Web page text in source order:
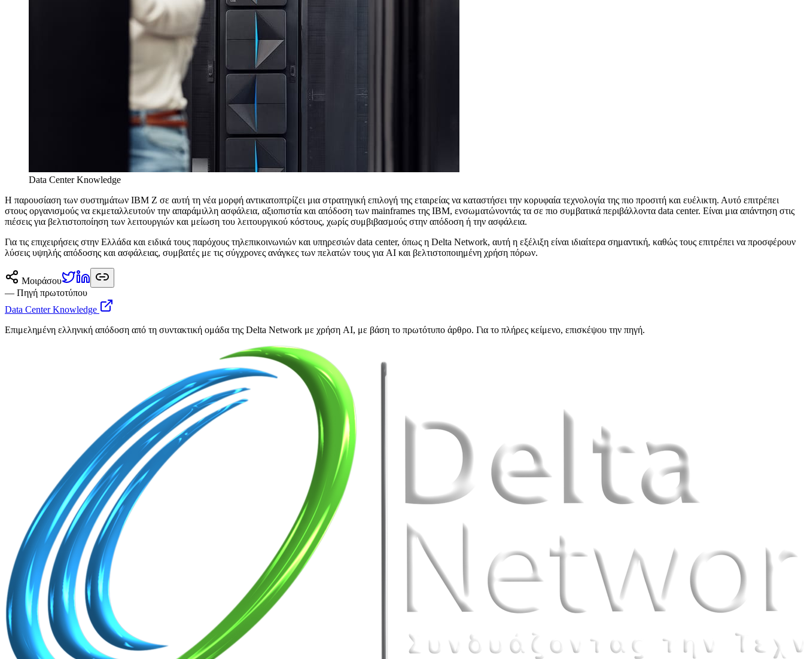
Data Center Knowledge
Η παρουσίαση των συστημάτων IBM Z σε αυτή τη νέα μορφή αντικατοπτρίζει μια στρατηγική επιλογή της εταιρείας να καταστήσει την κορυφαία τεχνολογία της πιο προσιτή και ευέλικτη. Αυτό επιτρέπει
στους οργανισμούς να εκμεταλλευτούν την απαράμιλλη ασφάλεια, αξιοπιστία και απόδοση των mainframes της IBM, ενσωματώνοντάς τα σε πιο συμβατικά περιβάλλοντα data center. Είναι μια απάντηση στις
πιέσεις για βελτιστοποίηση των λειτουργιών και μείωση του λειτουργικού κόστους, χωρίς συμβιβασμούς στην απόδοση ή την ασφάλεια.
Για τις επιχειρήσεις στην Ελλάδα και ειδικά τους παρόχους τηλεπικοινωνιών και υπηρεσιών data center, όπως η Delta Network, αυτή η εξέλιξη είναι ιδιαίτερα σημαντική, καθώς τους επιτρέπει να προσφέρουν
λύσεις υψηλής απόδοσης και ασφάλειας, συμβατές με τις σύγχρονες ανάγκες των πελατών τους για AI και βελτιστοποιημένη χρήση πόρων.
Μοιράσου
— Πηγή πρωτοτύπου
Data Center Knowledge
Επιμελημένη ελληνική απόδοση από τη συντακτική ομάδα της Delta Network με χρήση AI, με βάση το πρωτότυπο άρθρο. Για το πλήρες κείμενο, επισκέψου την πηγή.